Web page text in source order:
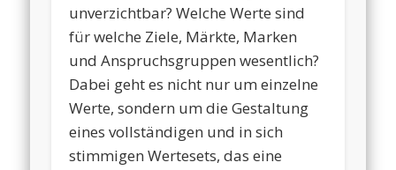
unverzichtbar? Welche Werte sind
für welche Ziele, Märkte, Marken
und Anspruchsgruppen wesentlich?
Dabei geht es nicht nur um einzelne
Werte, sondern um die Gestaltung
eines vollständigen und in sich
stimmigen Wertesets, das eine